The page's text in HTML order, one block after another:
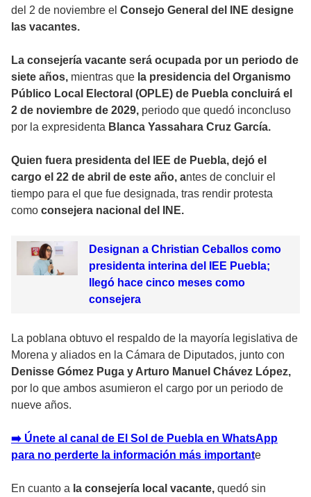
del 2 de noviembre el Consejo General del INE designe
las vacantes.
La consejería vacante será ocupada por un periodo de
siete años, mientras que la presidencia del Organismo
Público Local Electoral (OPLE) de Puebla concluirá el
2 de noviembre de 2029, periodo que quedó inconcluso
por la expresidenta Blanca Yassahara Cruz García.
Quien fuera presidenta del IEE de Puebla, dejó el
cargo el 22 de abril de este año, antes de concluir el
tiempo para el que fue designada, tras rendir protesta
como consejera nacional del INE.
Designan a Christian Ceballos como
presidenta interina del IEE Puebla;
llegó hace cinco meses como
consejera
La poblana obtuvo el respaldo de la mayoría legislativa de
Morena y aliados en la Cámara de Diputados, junto con
Denisse Gómez Puga y Arturo Manuel Chávez López,
por lo que ambos asumieron el cargo por un periodo de
nueve años.
➡️ Únete al canal de El Sol de Puebla en WhatsApp
para no perderte la información más importante
En cuanto a la consejería local vacante, quedó sin